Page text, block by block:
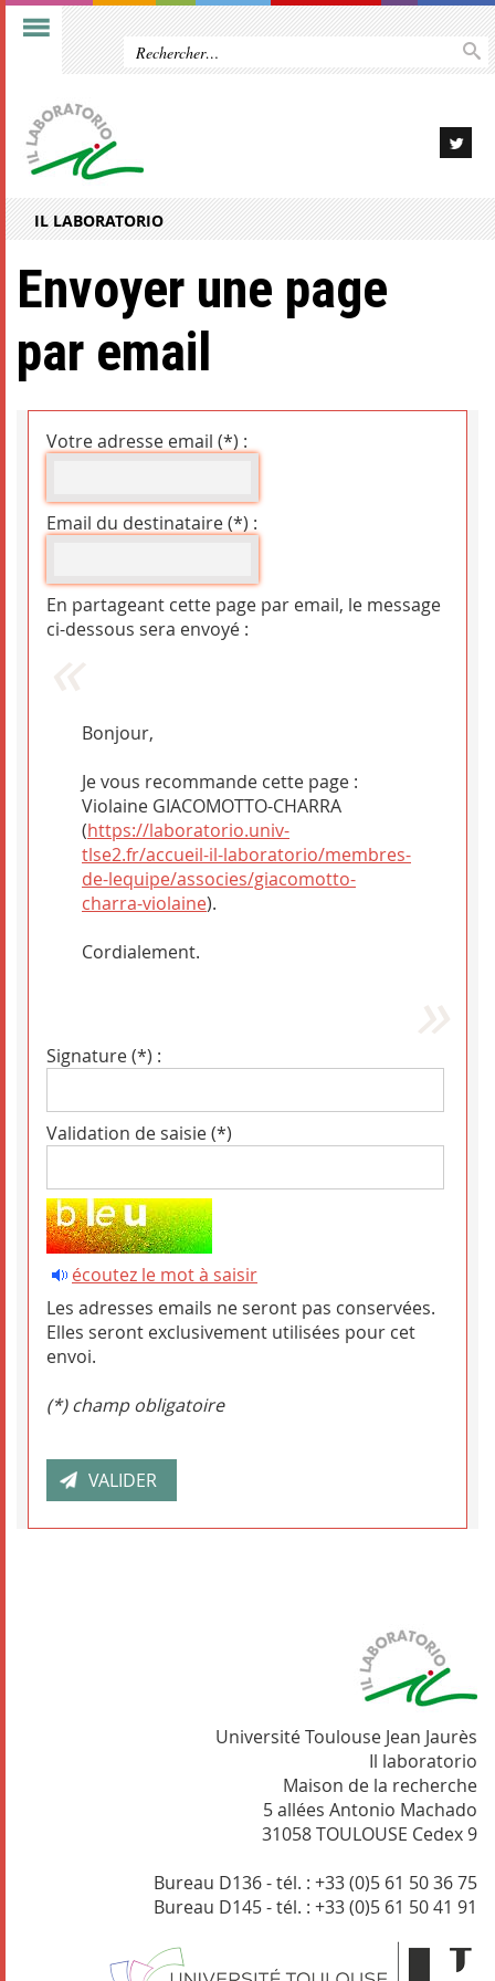
IL LABORATORIO
Envoyer une page
par email
Votre adresse email (*) :
Email du destinataire (*) :
En partageant cette page par email, le message
ci-dessous sera envoyé :
Bonjour,
Je vous recommande cette page :
Violaine GIACOMOTTO-CHARRA
(https://laboratorio.univ-
tlse2.fr/accueil-il-laboratorio/membres-
de-lequipe/associes/giacomotto-
charra-violaine).
Cordialement.
Signature (*) :
Validation de saisie (*)
écoutez le mot à saisir
Les adresses emails ne seront pas conservées.
Elles seront exclusivement utilisées pour cet
envoi.
(*) champ obligatoire
Université Toulouse Jean Jaurès
Il laboratorio
Maison de la recherche
5 allées Antonio Machado
31058 TOULOUSE Cedex 9
Bureau D136 - tél. : +33 (0)5 61 50 36 75
Bureau D145 - tél. : +33 (0)5 61 50 41 91